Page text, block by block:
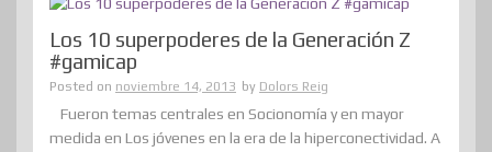
Los 10 superpoderes de la Generación Z
#gamicap
Posted on noviembre 14, 2013 by Dolors Reig
Fueron temas centrales en Socionomía y en mayor
medida en Los jóvenes en la era de la hiperconectividad. A